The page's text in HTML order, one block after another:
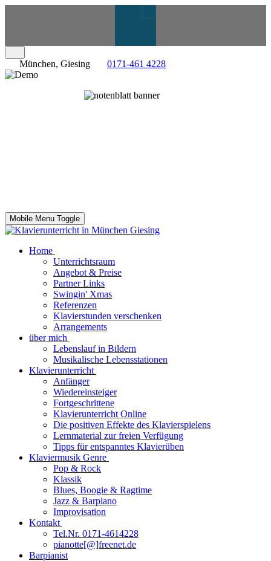
München, Giesing 0171-461 4228
Mobile Menu Toggle
Home
Unterrichtsraum
Angebot & Preise
Partner Links
Swingin' Xmas
Referenzen
Klavierstunden verschenken
Arrangements
über mich
Lebenslauf in Bildern
Musikalische Lebensstationen
Klavierunterricht
Anfänger
Wiedereinsteiger
Fortgeschrittene
Klavierunterricht Online
Die positiven Effekte des Klavierspielens
Lernmaterial zur freien Verfügung
Tipps für entspanntes Klavierüben
Klaviermusik Genre
Pop & Rock
Klassik
Blues, Boogie & Ragtime
Jazz & Barpiano
Improvisation
Kontakt
Tel.Nr. 0171-4614228
pianotte[@]freenet.de
Barpianist